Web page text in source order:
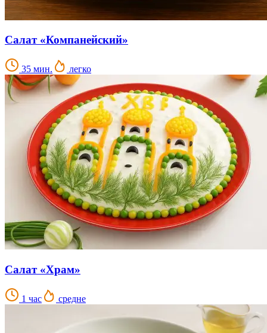
Салат «Компанейский»
35 мин. легко
Салат «Храм»
1 час средне